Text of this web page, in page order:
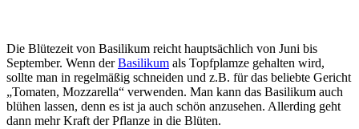
Die Blütezeit von Basilikum reicht hauptsächlich von Juni bis
September. Wenn derBasilikum als Topfplamze gehalten wird,
sollte man in regelmäßig schneiden und z.B. für das beliebte Gericht
„Tomaten, Mozzarella“ verwenden. Man kann das Basilikum auch
blühen lassen, denn es ist ja auch schön anzusehen. Allerding geht
dann mehr Kraft der Pflanze in die Blüten.